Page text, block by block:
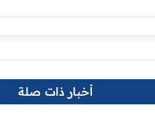
أخبار ذات صلة